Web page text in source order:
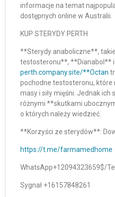
informacje na temat
dostępnych online w Australii.
KUP STERYDY PERTH
**Sterydy anaboliczne**,
testosteronu**, **Dianabol** i
perth.company.site/**Octan
pochodne testosteronu, które
masy i siły mięśni. Jednak ich
różnymi **skutkami
o których należy wiedzieć.
**Korzyści ze sterydów**:
https://t.me/farmamedhome
WhatsApp+12094323659$/
Sygnał +16157848261